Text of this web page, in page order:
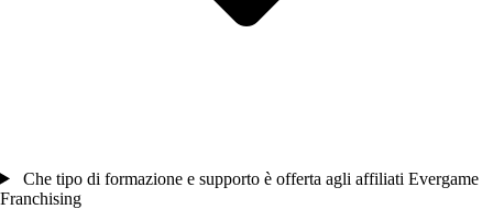
Che tipo di formazione e supporto è offerta agli affiliati Evergame
Franchising